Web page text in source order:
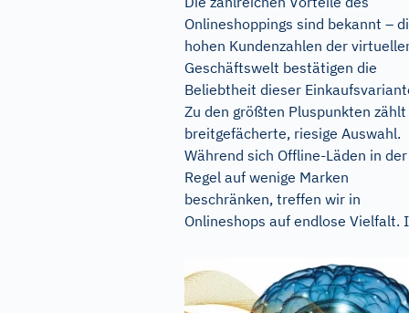
Onlineshoppings sind bekannt –
hohen Kundenzahlen der
Geschäftswelt bestätigen die
Beliebtheit dieser
Zu den größten Pluspunkten
breitgefächerte, riesige Auswahl.
Während sich Offline-Läden in der
Regel auf wenige Marken
beschränken, treffen wir in
Onlineshops auf endlose Vielfalt.